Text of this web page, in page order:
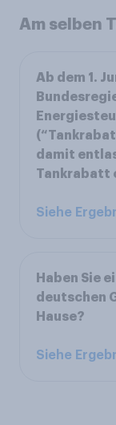
Am selben
Ab dem 1.
damit
Tankrabatt
Siehe
Haben Sie
deutschen
Hause?
Siehe